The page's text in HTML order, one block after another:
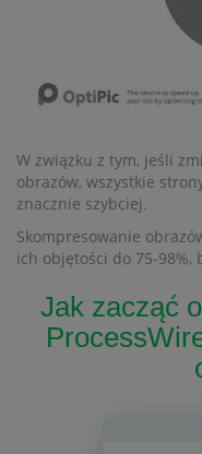
W związku z tym, jeśli
obrazów, wszystkie
znacznie szybciej.
Skompresowanie
ich objętości do 75-
Jak zacząć